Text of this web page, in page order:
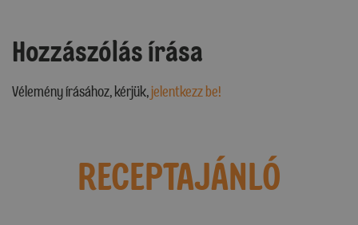
Hozzászólás írása
Vélemény írásához, kérjük,jelentkezz be!
RECEPTAJÁNLÓ